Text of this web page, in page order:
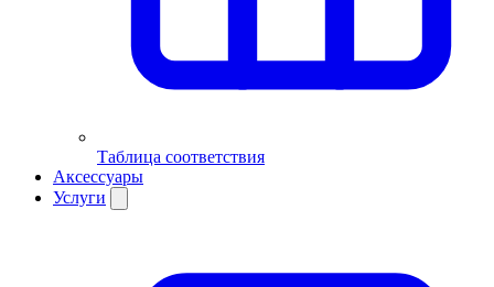
Таблица соответствия
Аксессуары
Услуги